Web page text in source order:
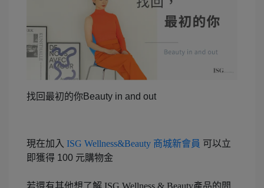
找回最初的你Beauty in and out
現在加入 ISG Wellness&Beauty 商城新會員 可以立
即獲得 100 元購物金
若還有其他想了解 ISG Wellness & Beauty產品的問